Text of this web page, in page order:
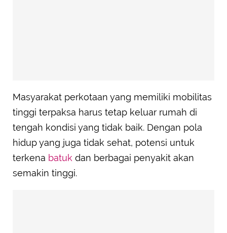
Masyarakat perkotaan yang memiliki mobilitas
tinggi terpaksa harus tetap keluar rumah di
tengah kondisi yang tidak baik. Dengan pola
hidup yang juga tidak sehat, potensi untuk
terkena batuk dan berbagai penyakit akan
semakin tinggi.